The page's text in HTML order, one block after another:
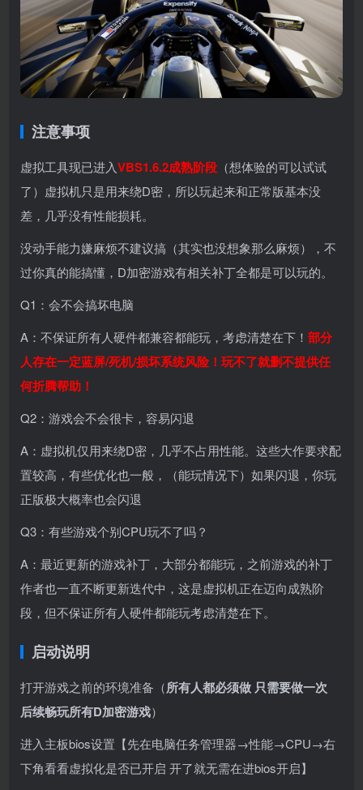
注意事项
虚拟工具现已进入VBS1.6.2成熟阶段 （想体验的可以试试
了）虚拟机只是用来绕D密，所以玩起来和正常版基本没
差，几乎没有性能损耗。
没动手能力嫌麻烦不建议搞（其实也没想象那么麻烦），不
过你真的能搞懂，D加密游戏有相关补丁全都是可以玩的。
Q1：会不会搞坏电脑
A：不保证所有人硬件都兼容都能玩，考虑清楚在下！部分
人存在一定蓝屏/死机/损坏系统风险！玩不了就删不提供任
何折腾帮助！
Q2：游戏会不会很卡，容易闪退
A：虚拟机仅用来绕D密，几乎不占用性能。这些大作要求配
置较高，有些优化也一般，（能玩情况下）如果闪退，你玩
正版极大概率也会闪退
Q3：有些游戏个别CPU玩不了吗？
A：最近更新的游戏补丁，大部分都能玩，之前游戏的补丁
作者也一直不断更新迭代中，这是虚拟机正在迈向成熟阶
段，但不保证所有人硬件都能玩考虑清楚在下。
启动说明
打开游戏之前的环境准备（所有人都必须做 只需要做一次
后续畅玩所有D加密游戏）
进入主板bios设置【先在电脑任务管理器→性能→CPU→右
下角看看虚拟化是否已开启 开了就无需在进bios开启】